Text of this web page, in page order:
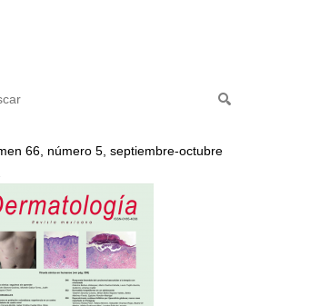
66, número 5, septiembre-octubre